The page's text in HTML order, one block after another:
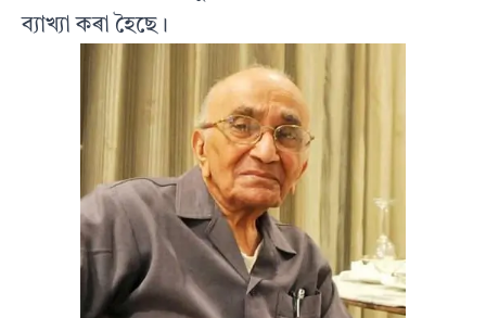
ব্যাখ্যা কৰা হৈছে।